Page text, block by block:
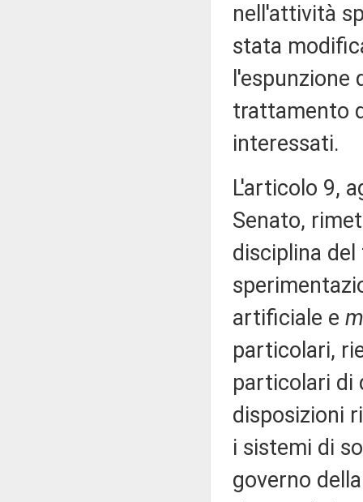
nell'attività
stata
l'espunzione
trattamento
interessati.
L'articolo 9,
Senato,
disciplina
artificiale e
particolari,
particolari di
disposizioni
i sistemi di
governo